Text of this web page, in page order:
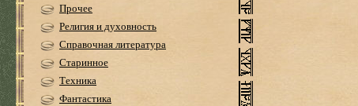
Прочее
Религия и духовность
Справочная литература
Старинное
Техника
Фантастика